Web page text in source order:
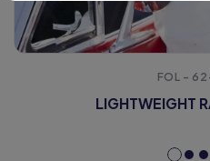
FOL -
LIGHTWEIGHT